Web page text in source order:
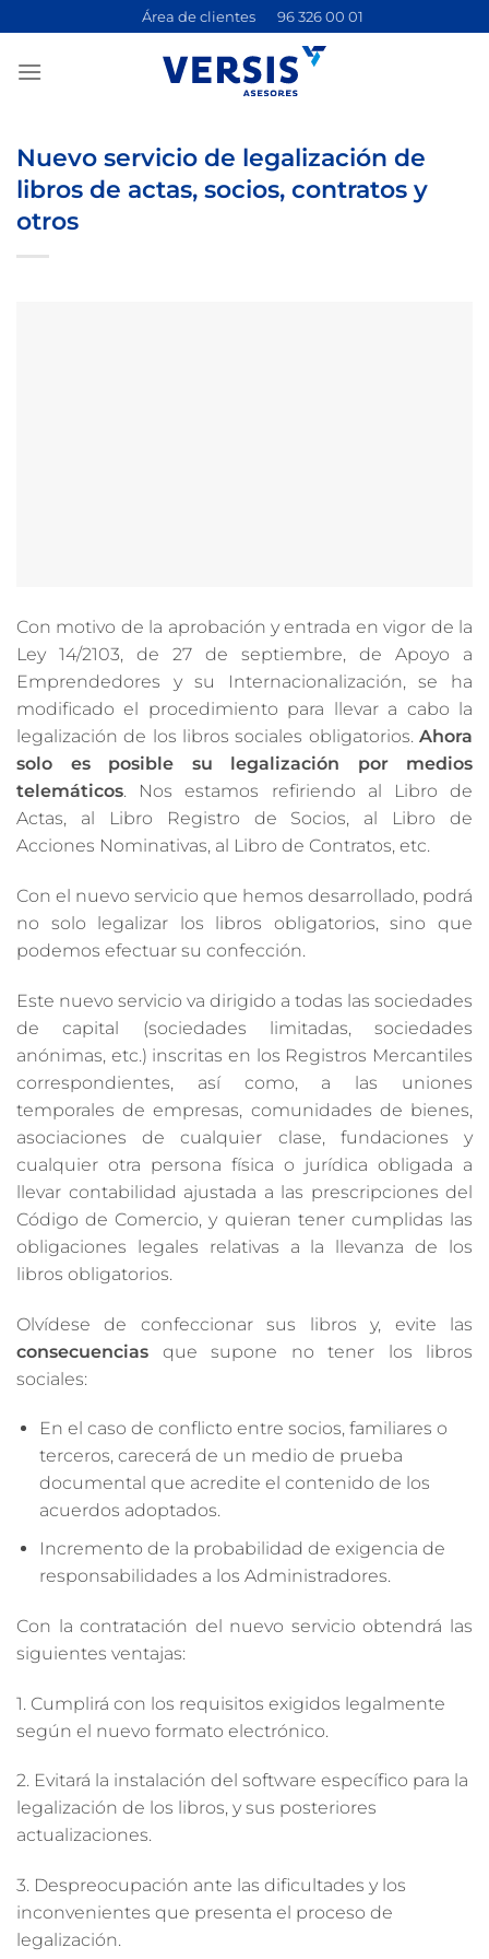
contenido
Área de clientes 96 326 00 01
Nuevo servicio de legalización de
libros de actas, socios, contratos y
otros
Con motivo de la aprobación y entrada en vigor de la
Ley 14/2103, de 27 de septiembre, de Apoyo a
Emprendedores y su Internacionalización, se ha
modificado el procedimiento para llevar a cabo la
legalización de los libros sociales obligatorios. Ahora
solo es posible su legalización por medios
telemáticos. Nos estamos refiriendo al Libro de
Actas, al Libro Registro de Socios, al Libro de
Acciones Nominativas, al Libro de Contratos, etc.
Con el nuevo servicio que hemos desarrollado, podrá
no solo legalizar los libros obligatorios, sino que
podemos efectuar su confección.
Este nuevo servicio va dirigido a todas las sociedades
de capital (sociedades limitadas, sociedades
anónimas, etc.) inscritas en los Registros Mercantiles
correspondientes, así como, a las uniones
temporales de empresas, comunidades de bienes,
asociaciones de cualquier clase, fundaciones y
cualquier otra persona física o jurídica obligada a
llevar contabilidad ajustada a las prescripciones del
Código de Comercio, y quieran tener cumplidas las
obligaciones legales relativas a la llevanza de los
libros obligatorios.
Olvídese de confeccionar sus libros y, evite las
consecuencias que supone no tener los libros
sociales:
En el caso de conflicto entre socios, familiares o
terceros, carecerá de un medio de prueba
documental que acredite el contenido de los
acuerdos adoptados.
Incremento de la probabilidad de exigencia de
responsabilidades a los Administradores.
Con la contratación del nuevo servicio obtendrá las
siguientes ventajas:
1. Cumplirá con los requisitos exigidos legalmente
según el nuevo formato electrónico.
2. Evitará la instalación del software específico para la
legalización de los libros, y sus posteriores
actualizaciones.
3. Despreocupación ante las dificultades y los
inconvenientes que presenta el proceso de
legalización.